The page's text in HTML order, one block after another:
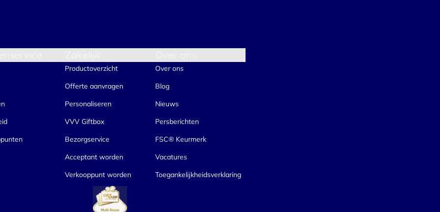
Productoverzicht
Offerte aanvragen
Personaliseren
VVV Giftbox
Bezorgservice
Acceptant worden
Verkooppunt worden
Over ons
Blog
Nieuws
Persberichten
FSC® Keurmerk
Vacatures
Toegankelijkheidsverklaring